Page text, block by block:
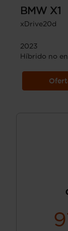
BMW X1
xDrive20d
2023
Híbrido no